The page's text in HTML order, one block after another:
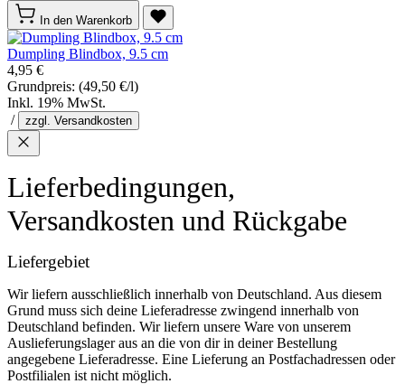
In den Warenkorb
Dumpling Blindbox, 9.5 cm
4,95 €
Grundpreis: (49,50 €/l)
Inkl. 19% MwSt.
/
zzgl. Versandkosten
Lieferbedingungen,
Versandkosten und Rückgabe
Liefergebiet
Wir liefern ausschließlich innerhalb von Deutschland. Aus diesem
Grund muss sich deine Lieferadresse zwingend innerhalb von
Deutschland befinden. Wir liefern unsere Ware von unserem
Auslieferungslager aus an die von dir in deiner Bestellung
angegebene Lieferadresse. Eine Lieferung an Postfachadressen oder
Postfilialen ist nicht möglich.